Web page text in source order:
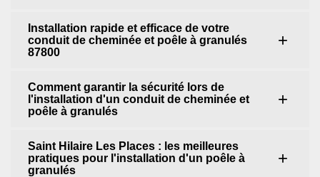
Installation rapide et efficace de votre
conduit de cheminée et poêle à granulés
87800
Comment garantir la sécurité lors de
l'installation d'un conduit de cheminée et
poêle à granulés
Saint Hilaire Les Places : les meilleures
pratiques pour l'installation d'un poêle à
granulés